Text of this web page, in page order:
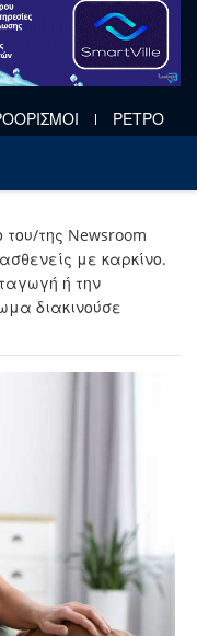
ΡΕΤΡΟ
του/της Newsroom
με καρκίνο.
ή την
διακινούσε